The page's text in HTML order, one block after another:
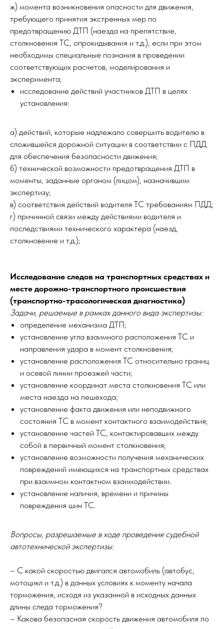
ж) момента возникновения опасности для движения,
требующего принятия экстренных мер по
предотвращению ДТП (наезда на препятствие,
столкновения ТС, опрокидывания и т.д.), если при этом
необходимы специальные познания в проведении
соответствующих расчетов, моделирования и
эксперимента;
исследование действий участников ДТП в целях
установления:
а) действий, которые надлежало совершить водителю в
сложившейся дорожной ситуации в соответствии с ПДД
для обеспечения безопасности движения;
б) технической возможности предотвращения ДТП в
моменты, заданные органом (лицом), назначившим
экспертизу;
в) соответствия действий водителя ТС требованиям ПДД;
г) причинной связи между действиями водителя и
последствиями технического характера (наезд,
столкновение и т.д.);
Исследование следов на транспортных средствах и
месте дорожно-транспортного происшествия
(транспортно-трасологическая диагностика)
Задачи, решаемые в рамках данного вида экспертизы:
определение механизма ДТП;
установление угла взаимного расположения ТС и
направления удара в момент столкновения;
установление расположения ТС относительно границ
и осевой линии проезжей части;
установление координат места столкновения ТС или
места наезда на пешехода;
установление факта движения или неподвижного
состояния ТС в момент контактного взаимодействия;
установление частей ТС, контактировавших между
собой в первичный момент столкновения;
установление возможности получения механических
повреждений имеющихся на транспортных средствах
при взаимном контактном взаимодействии.
установление наличия, времени и причины
повреждения шин ТС.
Вопросы, разрешаемые в ходе проведения судебной
автотехнической экспертизы:
– С какой скоростью двигался автомобиль (автобус,
мотоцикл и т.д.) в данных условиях к моменту начала
торможения, исходя из указанной в исходных данных
длины следа торможения?
– Какова безопасная скорость движения автомобиля по